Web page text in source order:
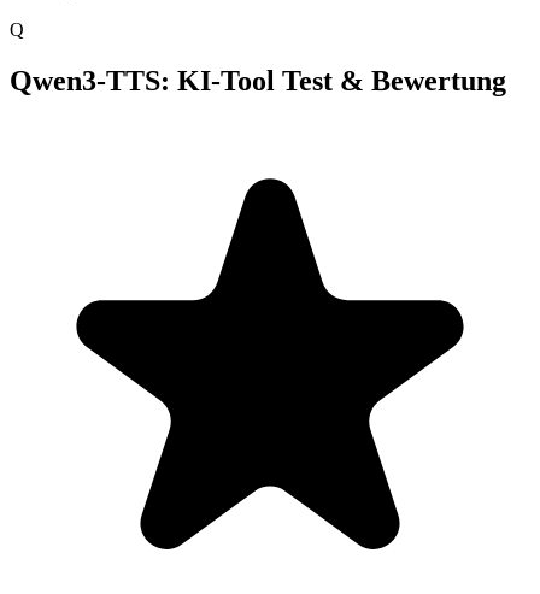
Q
Qwen3-TTS: KI-Tool Test & Bewertung